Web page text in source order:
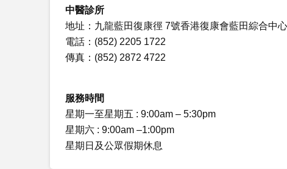
中醫診所
地址：九龍藍田復康徑 7號香港復康會藍田綜合中
電話：(852) 2205 1722
傳真：(852) 2872 4722
服務時間
星期一至星期五 : 9:00am – 5:30pm
星期六 : 9:00am –1:00pm
星期日及公眾假期休息